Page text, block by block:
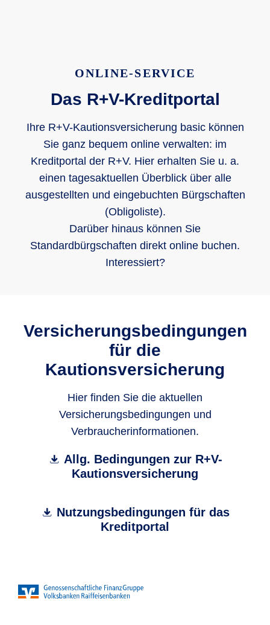
ONLINE-SERVICE
Das R+V-Kreditportal
Ihre R+V-Kautionsversicherung basic können
Sie ganz bequem online verwalten: im
Kreditportal der R+V. Hier erhalten Sie u. a.
einen tagesaktuellen Überblick über alle
ausgestellten und eingebuchten Bürgschaften
(Obligoliste).
Darüber hinaus können Sie
Standardbürgschaften direkt online buchen.
Interessiert?
Versicherungsbedingungen
für die
Kautionsversicherung
Hier finden Sie die aktuellen
Versicherungsbedingungen und
Verbraucherinformationen.
Allg. Bedingungen zur R+V-
Kautionsversicherung
Nutzungsbedingungen für das
Kreditportal